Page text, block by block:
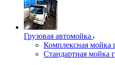
Грузовая автомойка
Комплексная мойка
Стандартная мойка